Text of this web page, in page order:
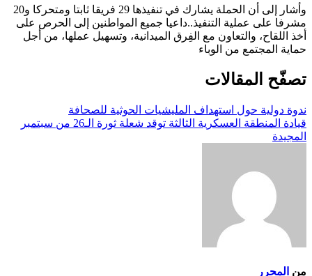
وأشار إلى أن الحملة يشارك في تنفيذها 29 فريقا ثابتا ومتحركا و20
مشرفا على عملية التنفيذ..داعيا جميع المواطنين إلى الحرص على
أخذ اللقاح، والتعاون مع الفِرق الميدانية، وتسهيل عملها، من أجل
حماية المجتمع من الوباء
تصفّح المقالات
ندوة دولية حول استهداف المليشيات الحوثية للصحافة
قيادة المنطقة العسكرية الثالثة توقد شعلة ثورة الـ26 من سبتمبر
المجيدة
من المحرر